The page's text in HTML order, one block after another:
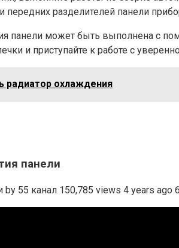
разделителей панели
панели может быть выполнена с
и приступайте к работе с
радиатор охлаждения
панели
55 канал 150,785 views 4 years ago